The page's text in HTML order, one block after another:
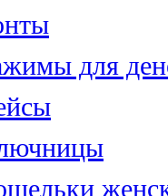
для